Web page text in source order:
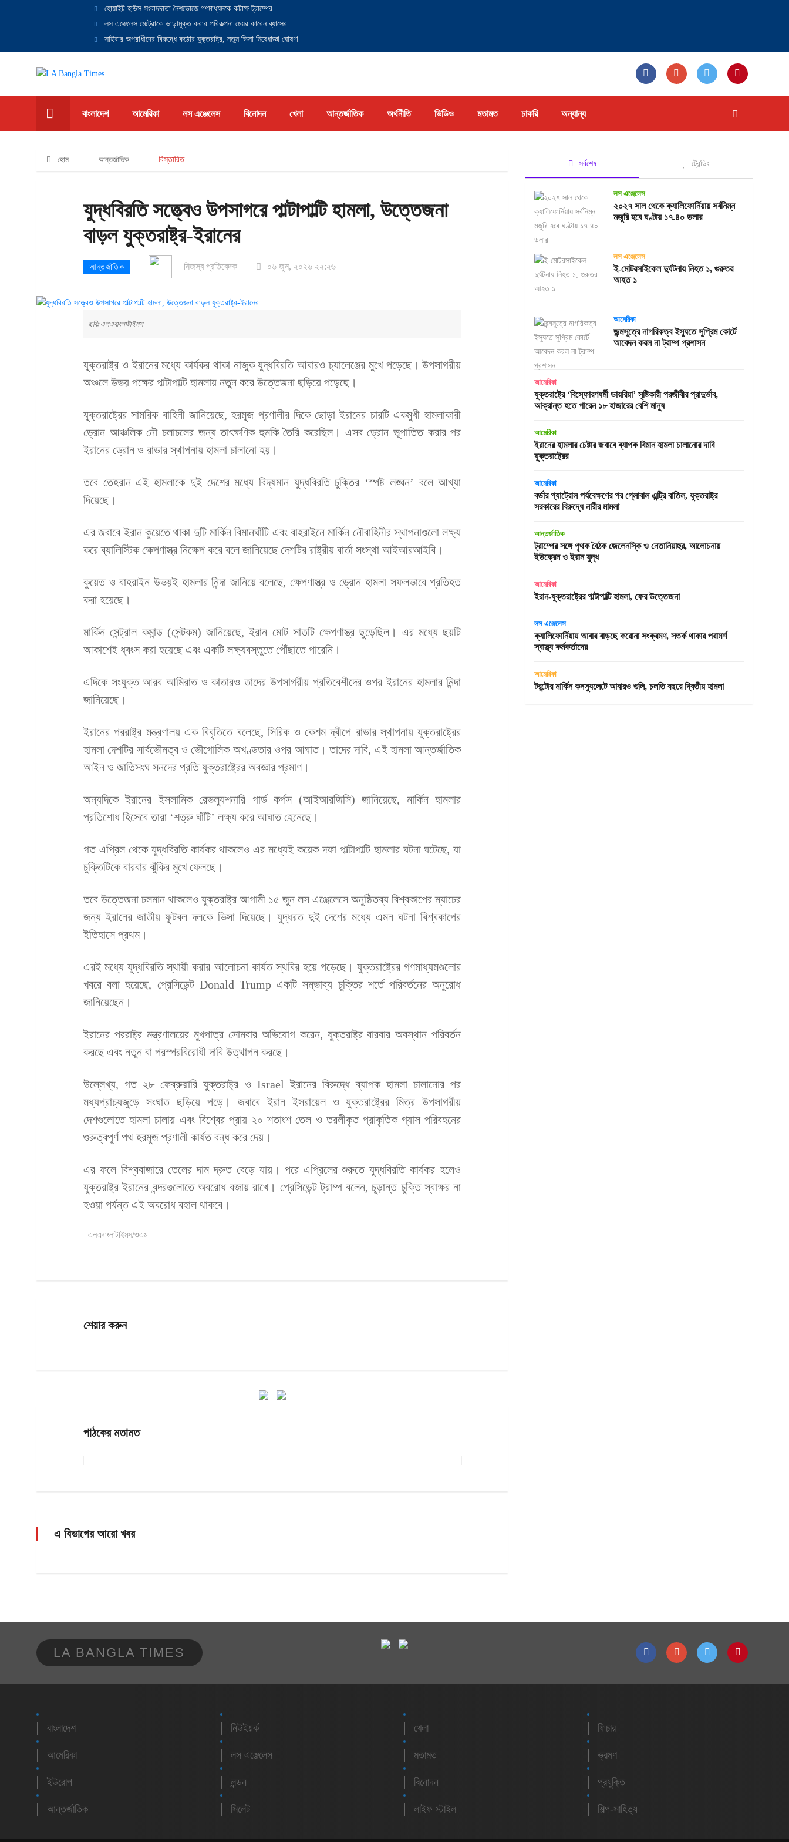
হোয়াইট হাউস সংবাদদাতা নৈশভোজে গণমাধ্যমকে কটাক্ষ ট্রাম্পের
লস এঞ্জেলেস মেট্রোকে ভাড়ামুক্ত করার পরিকল্পনা মেয়র কারেন ব্যাসের
সাইবার অপরাধীদের বিরুদ্ধে কঠোর যুক্তরাষ্ট্র, নতুন ভিসা নিষেধাজ্ঞা ঘোষণা
বাংলাদেশ আমেরিকা লস এঞ্জেলেস বিনোদন খেলা আন্তর্জাতিক অর্থনীতি ভিডিও মতামত চাকরি অন্যান্য
হোম আন্তর্জাতিক বিস্তারিত
যুদ্ধবিরতি সত্ত্বেও উপসাগরে পাল্টাপাল্টি হামলা, উত্তেজনা
বাড়ল যুক্তরাষ্ট্র-ইরানের
আন্তর্জাতিক নিজস্ব প্রতিবেদক ০৬ জুন, ২০২৬ ২২:২৬
ছবিঃ এলএবাংলাটাইমস
যুক্তরাষ্ট্র ও ইরানের মধ্যে কার্যকর থাকা নাজুক যুদ্ধবিরতি আবারও চ্যালেঞ্জের মুখে পড়েছে। উপসাগরীয়
অঞ্চলে উভয় পক্ষের পাল্টাপাল্টি হামলায় নতুন করে উত্তেজনা ছড়িয়ে পড়েছে।
যুক্তরাষ্ট্রের সামরিক বাহিনী জানিয়েছে, হরমুজ প্রণালীর দিকে ছোড়া ইরানের চারটি একমুখী হামলাকারী
ড্রোন আঞ্চলিক নৌ চলাচলের জন্য তাৎক্ষণিক হুমকি তৈরি করেছিল। এসব ড্রোন ভূপাতিত করার পর
ইরানের ড্রোন ও রাডার স্থাপনায় হামলা চালানো হয়।
তবে তেহরান এই হামলাকে দুই দেশের মধ্যে বিদ্যমান যুদ্ধবিরতি চুক্তির ‘স্পষ্ট লঙ্ঘন’ বলে আখ্যা
দিয়েছে।
এর জবাবে ইরান কুয়েতে থাকা দুটি মার্কিন বিমানঘাঁটি এবং বাহরাইনে মার্কিন নৌবাহিনীর স্থাপনাগুলো লক্ষ্য
করে ব্যালিস্টিক ক্ষেপণাস্ত্র নিক্ষেপ করে বলে জানিয়েছে দেশটির রাষ্ট্রীয় বার্তা সংস্থা আইআরআইবি।
কুয়েত ও বাহরাইন উভয়ই হামলার নিন্দা জানিয়ে বলেছে, ক্ষেপণাস্ত্র ও ড্রোন হামলা সফলভাবে প্রতিহত
করা হয়েছে।
মার্কিন সেন্ট্রাল কমান্ড (সেন্টকম) জানিয়েছে, ইরান মোট সাতটি ক্ষেপণাস্ত্র ছুড়েছিল। এর মধ্যে ছয়টি
আকাশেই ধ্বংস করা হয়েছে এবং একটি লক্ষ্যবস্তুতে পৌঁছাতে পারেনি।
এদিকে সংযুক্ত আরব আমিরাত ও কাতারও তাদের উপসাগরীয় প্রতিবেশীদের ওপর ইরানের হামলার নিন্দা
জানিয়েছে।
ইরানের পররাষ্ট্র মন্ত্রণালয় এক বিবৃতিতে বলেছে, সিরিক ও কেশম দ্বীপে রাডার স্থাপনায় যুক্তরাষ্ট্রের
হামলা দেশটির সার্বভৌমত্ব ও ভৌগোলিক অখণ্ডতার ওপর আঘাত। তাদের দাবি, এই হামলা আন্তর্জাতিক
আইন ও জাতিসংঘ সনদের প্রতি যুক্তরাষ্ট্রের অবজ্ঞার প্রমাণ।
অন্যদিকে ইরানের ইসলামিক রেভল্যুশনারি গার্ড কর্পস (আইআরজিসি) জানিয়েছে, মার্কিন হামলার
প্রতিশোধ হিসেবে তারা ‘শত্রু ঘাঁটি’ লক্ষ্য করে আঘাত হেনেছে।
গত এপ্রিল থেকে যুদ্ধবিরতি কার্যকর থাকলেও এর মধ্যেই কয়েক দফা পাল্টাপাল্টি হামলার ঘটনা ঘটেছে, যা
চুক্তিটিকে বারবার ঝুঁকির মুখে ফেলছে।
তবে উত্তেজনা চলমান থাকলেও যুক্তরাষ্ট্র আগামী ১৫ জুন লস এঞ্জেলেসে অনুষ্ঠিতব্য বিশ্বকাপের ম্যাচের
জন্য ইরানের জাতীয় ফুটবল দলকে ভিসা দিয়েছে। যুদ্ধরত দুই দেশের মধ্যে এমন ঘটনা বিশ্বকাপের
ইতিহাসে প্রথম।
এরই মধ্যে যুদ্ধবিরতি স্থায়ী করার আলোচনা কার্যত স্থবির হয়ে পড়েছে। যুক্তরাষ্ট্রের গণমাধ্যমগুলোর
খবরে বলা হয়েছে, প্রেসিডেন্ট Donald Trump একটি সম্ভাব্য চুক্তির শর্তে পরিবর্তনের অনুরোধ
জানিয়েছেন।
ইরানের পররাষ্ট্র মন্ত্রণালয়ের মুখপাত্র সোমবার অভিযোগ করেন, যুক্তরাষ্ট্র বারবার অবস্থান পরিবর্তন
করছে এবং নতুন বা পরস্পরবিরোধী দাবি উত্থাপন করছে।
উল্লেখ্য, গত ২৮ ফেব্রুয়ারি যুক্তরাষ্ট্র ও Israel ইরানের বিরুদ্ধে ব্যাপক হামলা চালানোর পর
মধ্যপ্রাচ্যজুড়ে সংঘাত ছড়িয়ে পড়ে। জবাবে ইরান ইসরায়েল ও যুক্তরাষ্ট্রের মিত্র উপসাগরীয়
দেশগুলোতে হামলা চালায় এবং বিশ্বের প্রায় ২০ শতাংশ তেল ও তরলীকৃত প্রাকৃতিক গ্যাস পরিবহনের
গুরুত্বপূর্ণ পথ হরমুজ প্রণালী কার্যত বন্ধ করে দেয়।
এর ফলে বিশ্ববাজারে তেলের দাম দ্রুত বেড়ে যায়। পরে এপ্রিলের শুরুতে যুদ্ধবিরতি কার্যকর হলেও
যুক্তরাষ্ট্র ইরানের বন্দরগুলোতে অবরোধ বজায় রাখে। প্রেসিডেন্ট ট্রাম্প বলেন, চূড়ান্ত চুক্তি স্বাক্ষর না
হওয়া পর্যন্ত এই অবরোধ বহাল থাকবে।
এলএবাংলাটাইমস/ওএম
শেয়ার করুন
পাঠকের মতামত
এ বিভাগের আরো খবর
সর্বশেষ ট্রেন্ডিং
লস এঞ্জেলেস
২০২৭ সাল থেকে ক্যালিফোর্নিয়ায় সর্বনিম্ন
মজুরি হবে ঘণ্টায় ১৭.৪০ ডলার
লস এঞ্জেলেস
ই-মোটরসাইকেল দুর্ঘটনায় নিহত ১, গুরুতর
আহত ১
আমেরিকা
জন্মসূত্রে নাগরিকত্ব ইস্যুতে সুপ্রিম কোর্টে
আবেদন করল না ট্রাম্প প্রশাসন
আমেরিকা
যুক্তরাষ্ট্রে ‘বিস্ফোরণধর্মী ডায়রিয়া’ সৃষ্টিকারী পরজীবীর প্রাদুর্ভাব,
আক্রান্ত হতে পারেন ১৮ হাজারের বেশি মানুষ
আমেরিকা
ইরানের হামলার চেষ্টার জবাবে ব্যাপক বিমান হামলা চালানোর দাবি
যুক্তরাষ্ট্রের
আমেরিকা
বর্ডার প্যাট্রোল পর্যবেক্ষণের পর গ্লোবাল এন্ট্রি বাতিল, যুক্তরাষ্ট্র
সরকারের বিরুদ্ধে নারীর মামলা
আন্তর্জাতিক
ট্রাম্পের সঙ্গে পৃথক বৈঠক জেলেনস্কি ও নেতানিয়াহুর, আলোচনায়
ইউক্রেন ও ইরান যুদ্ধ
আমেরিকা
ইরান-যুক্তরাষ্ট্রের পাল্টাপাল্টি হামলা, ফের উত্তেজনা
লস এঞ্জেলেস
ক্যালিফোর্নিয়ায় আবার বাড়ছে করোনা সংক্রমণ, সতর্ক থাকার পরামর্শ
স্বাস্থ্য কর্মকর্তাদের
আমেরিকা
টরন্টোর মার্কিন কনস্যুলেটে আবারও গুলি, চলতি বছরে দ্বিতীয় হামলা
LA BANGLA TIMES
বাংলাদেশ
আমেরিকা
ইউরোপ
আন্তর্জাতিক
নিউইয়র্ক
লস এঞ্জেলেস
লন্ডন
সিলেট
খেলা
মতামত
বিনোদন
লাইফ স্টাইল
ফিচার
ভ্রমণ
প্রযুক্তি
শিল্প-সাহিত্য